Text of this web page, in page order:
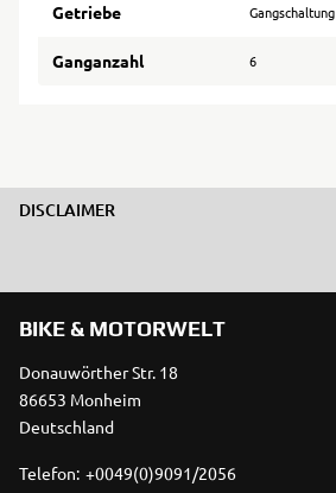
Getriebe Gangschaltung
Ganganzahl 6
DISCLAIMER
BIKE & MOTORWELT
Donauwörther Str. 18
86653 Monheim
Deutschland
Telefon: +0049(0)9091/2056